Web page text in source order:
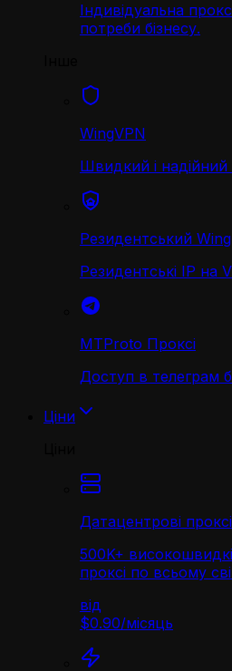
Індивідуальна
потреби бізнесу.
WingVPN
Швидкий і надійний
Резидентський
Резидентські IP на
MTProto Проксі
Доступ в телеграм
Ціни
Датацентрові проксі
500K+
проксі по всьому
від
$0.90/місяць